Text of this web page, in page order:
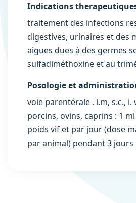
Indications
traitement des infections
digestives, urinaires et des
aigues dues à des germes
sulfadiméthoxine et au
Posologie et
voie parentérale . i.m, s.c., i.
porcins, ovins, caprins : 1
poids vif et par jour (dose
par animal) pendant 3 jours